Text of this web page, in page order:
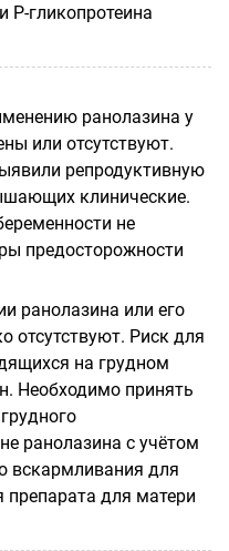
Р-гликопротеина
ранолазина у
или отсутствуют.
репродуктивную
клинические.
не
предосторожности
ранолазина или его
отсутствуют. Риск для
на грудном
Необходимо принять
ранолазина с учётом
вскармливания для
препарата для матери